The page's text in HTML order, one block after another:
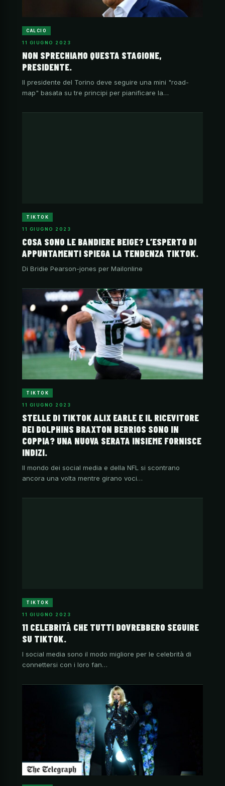
CALCIO
11 GIUGNO 2023
NON SPRECHIAMO QUESTA STAGIONE,
PRESIDENTE.
Il presidente del Torino deve seguire una mini "road-
map" basata su tre principi per pianificare la…
TIKTOK
11 GIUGNO 2023
COSA SONO LE BANDIERE BEIGE? L’ESPERTO DI
APPUNTAMENTI SPIEGA LA TENDENZA TIKTOK.
Di Bridie Pearson-jones per Mailonline
TIKTOK
11 GIUGNO 2023
STELLE DI TIKTOK ALIX EARLE E IL RICEVITORE
DEI DOLPHINS BRAXTON BERRIOS SONO IN
COPPIA? UNA NUOVA SERATA INSIEME FORNISCE
INDIZI.
Il mondo dei social media e della NFL si scontrano
ancora una volta mentre girano voci…
TIKTOK
11 GIUGNO 2023
11 CELEBRITÀ CHE TUTTI DOVREBBERO SEGUIRE
SU TIKTOK.
I social media sono il modo migliore per le celebrità di
connettersi con i loro fan…